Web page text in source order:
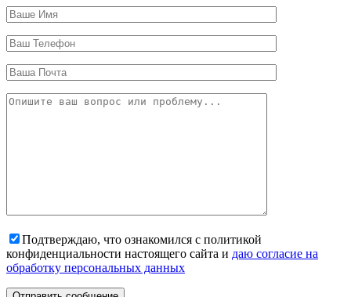
Подтверждаю, что ознакомился с политикой
конфиденциальности настоящего сайта и даю согласие на
обработку персональных данных